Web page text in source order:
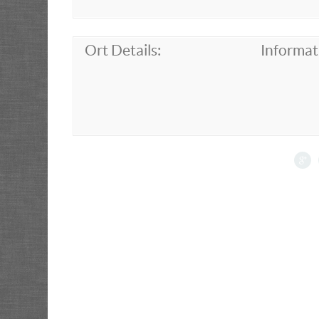
Ort Details: